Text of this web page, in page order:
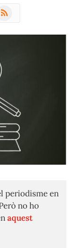
RSS
periodisme en
no ho
aquest